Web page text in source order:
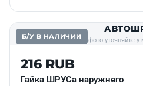
Б/У В НАЛИЧИИ фото уточняйте
216 RUB
Гайка ШРУСа наружнего